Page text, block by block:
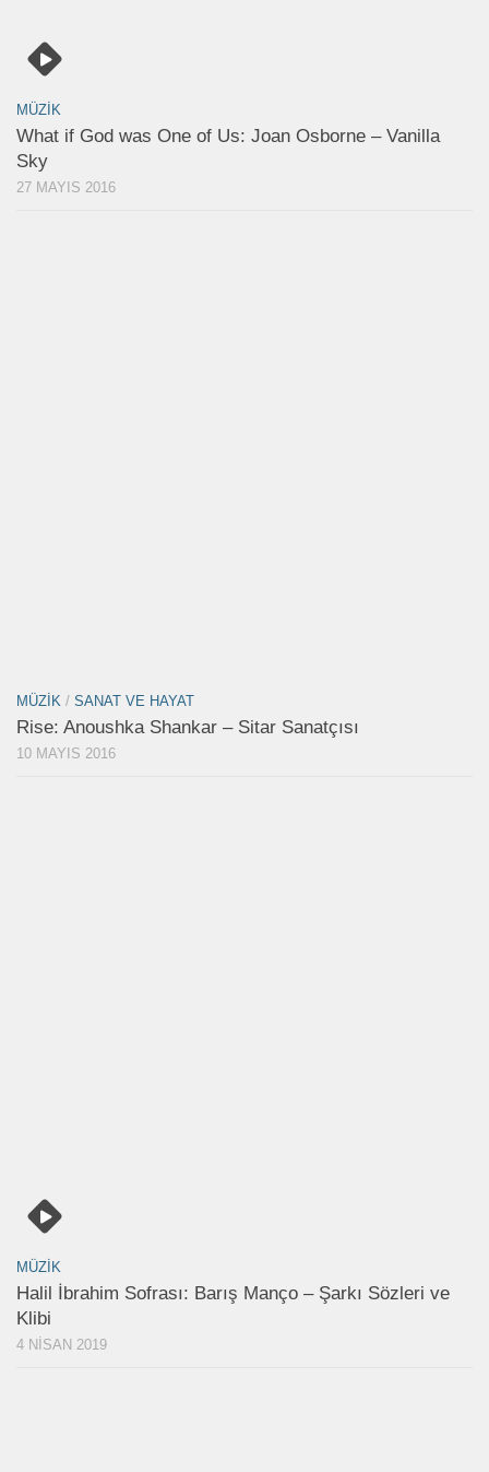
MÜZIK
What if God was One of Us: Joan Osborne – Vanilla
Sky
27 MAYIS 2016
MÜZIK / SANAT VE HAYAT
Rise: Anoushka Shankar – Sitar Sanatçısı
10 MAYIS 2016
MÜZIK
Halil İbrahim Sofrası: Barış Manço – Şarkı Sözleri ve
Klibi
4 NISAN 2019